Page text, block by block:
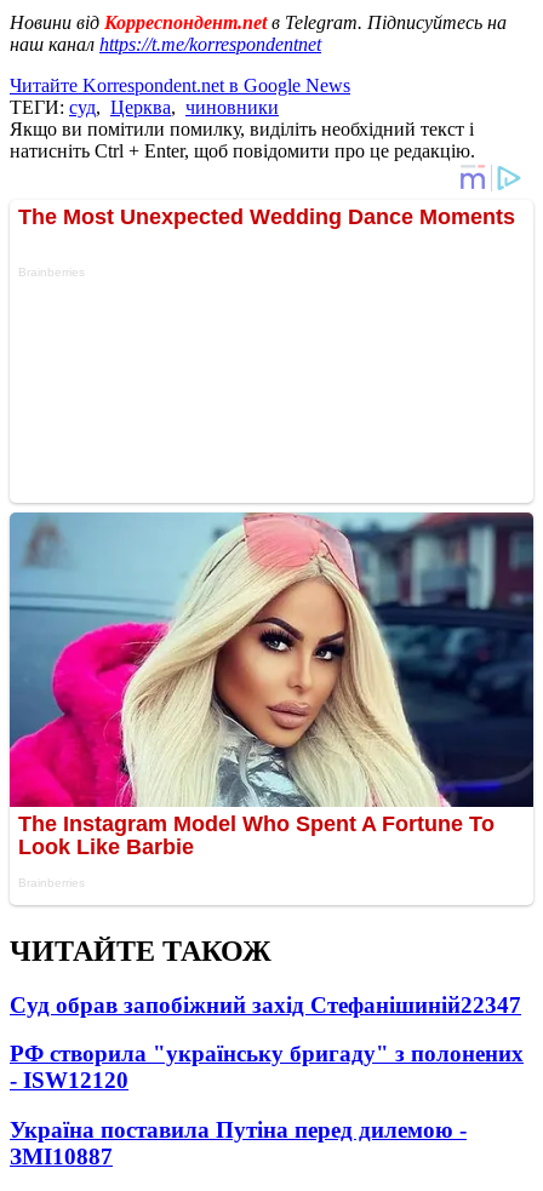
Новини від Корреспондент.netв Telegram. Підписуйтесь на
наш канал https://t.me/korrespondentnet
Читайте Korrespondent.net в Google News
ТЕГИ: суд, Церква, чиновники
Якщо ви помітили помилку, виділіть необхідний текст і
натисніть Ctrl + Enter, щоб повідомити про це редакцію.
ЧИТАЙТЕ ТАКОЖ
Суд обрав запобіжний захід Стефанішиній22347
РФ створила "українську бригаду" з полонених
- ISW12120
Україна поставила Путіна перед дилемою -
ЗМІ10887